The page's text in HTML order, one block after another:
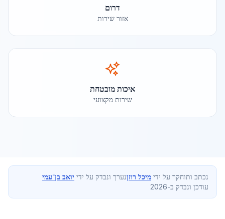
דרום
אזור שירות
איכות מובטחת
שירות מקצועי
נכתב ותוחקר על ידי מיכל רוזןנערך ונבדק על ידי יואב בן־עמי
עודכן ונבדק ב-2026